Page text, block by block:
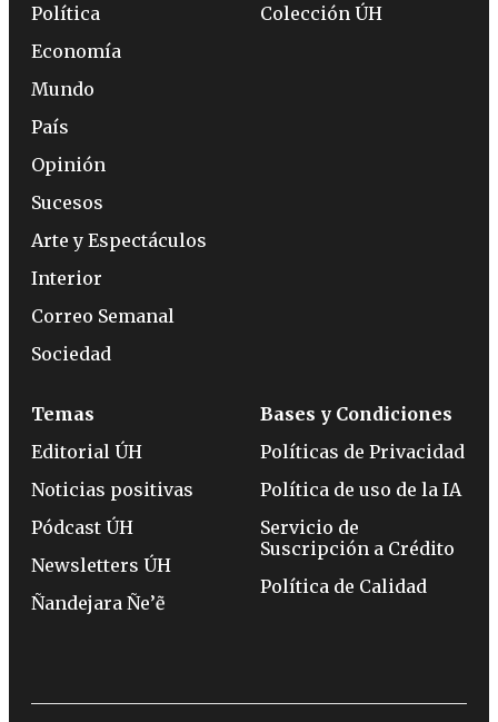
Política
Economía
Mundo
País
Opinión
Sucesos
Arte y Espectáculos
Interior
Correo Semanal
Sociedad
Colección ÚH
Temas
Editorial ÚH
Noticias positivas
Pódcast ÚH
Newsletters ÚH
Ñandejara Ñe’ẽ
Bases y Condiciones
Políticas de Privacidad
Política de uso de la IA
Servicio de
Suscripción a Crédito
Política de Calidad